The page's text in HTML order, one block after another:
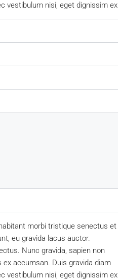
vestibulum nisi, eget dignissim ex
morbi tristique senectus et
eu gravida lacus auctor.
Nunc gravida, sapien non
accumsan. Duis gravida diam
vestibulum nisi, eget dignissim ex